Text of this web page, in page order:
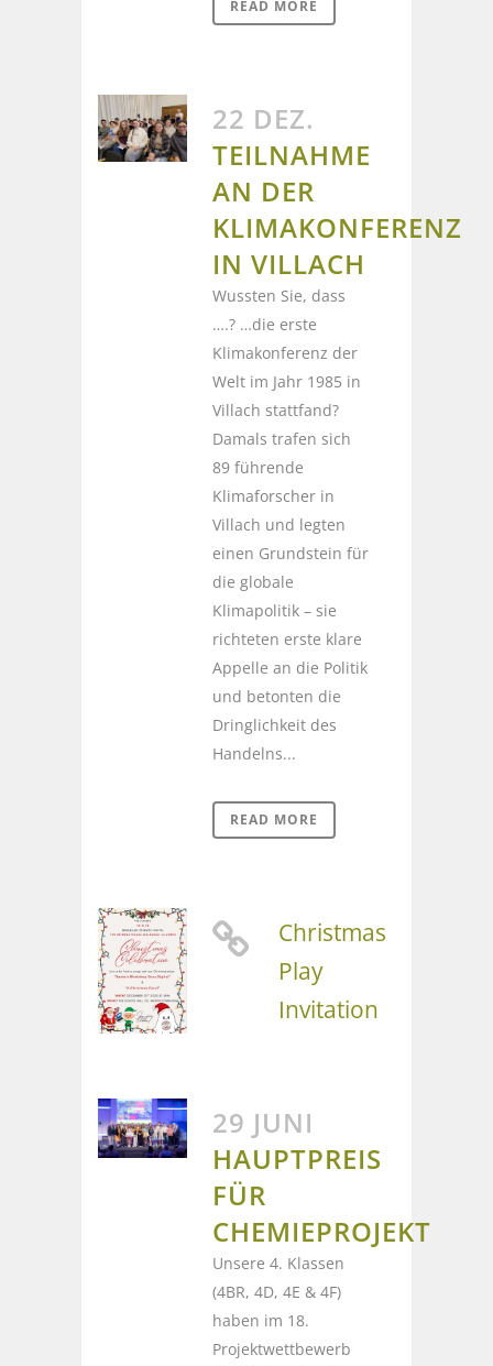
READ MORE
22 DEZ.
TEILNAHME
AN DER
KLIMAKONFERENZ
IN VILLACH
Wussten Sie, dass
….? …die erste
Klimakonferenz der
Welt im Jahr 1985 in
Villach stattfand?
Damals trafen sich
89 führende
Klimaforscher in
Villach und legten
einen Grundstein für
die globale
Klimapolitik – sie
richteten erste klare
Appelle an die Politik
und betonten die
Dringlichkeit des
Handelns...
READ MORE
Christmas
Play
Invitation
29 JUNI
HAUPTPREIS
FÜR
CHEMIEPROJEKT
Unsere 4. Klassen
(4BR, 4D, 4E & 4F)
haben im 18.
Projektwettbewerb